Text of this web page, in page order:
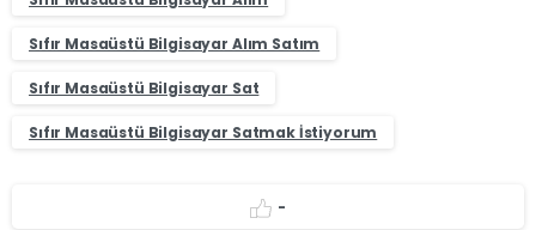
Sıfır Masaüstü Bilgisayar Alım Satım
Sıfır Masaüstü Bilgisayar Sat
Sıfır Masaüstü Bilgisayar Satmak İstiyorum
-